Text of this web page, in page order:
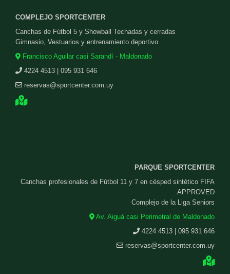
COMPLEJO SPORTCENTER
Canchas de Fútbol 5 y Showball Techadas y cerradas
Gimnasio, Vestuarios y entrenamiento deportivo
Francisco Aguilar casi Sarandí - Maldonado
4224 4513 | 095 931 646
reservas@sportcenter.com.uy
PARQUE SPORTCENTER
Canchas profesionales de Fútbol 11 y 7 en césped sintético FIFA
APPROVED
Complejo de la Liga Seniors
Av. Aiguá casi Perimetral de Maldonado
4224 4513 | 095 931 646
reservas@sportcenter.com.uy